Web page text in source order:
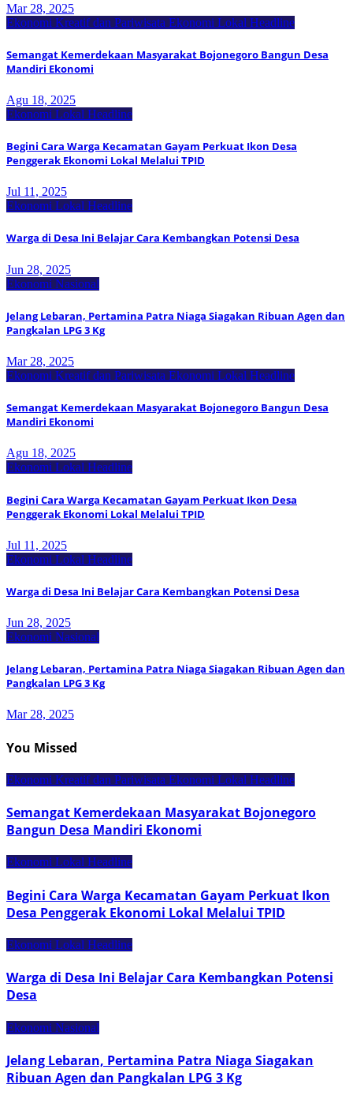
Mar 28, 2025
Ekonomi Kreatif dan Pariwisata Ekonomi Lokal Headline
Semangat Kemerdekaan Masyarakat Bojonegoro Bangun Desa
Mandiri Ekonomi
Agu 18, 2025
Ekonomi Lokal Headline
Begini Cara Warga Kecamatan Gayam Perkuat Ikon Desa
Penggerak Ekonomi Lokal Melalui TPID
Jul 11, 2025
Ekonomi Lokal Headline
Warga di Desa Ini Belajar Cara Kembangkan Potensi Desa
Jun 28, 2025
Ekonomi Nasional
Jelang Lebaran, Pertamina Patra Niaga Siagakan Ribuan Agen dan
Pangkalan LPG 3 Kg
Mar 28, 2025
Ekonomi Kreatif dan Pariwisata Ekonomi Lokal Headline
Semangat Kemerdekaan Masyarakat Bojonegoro Bangun Desa
Mandiri Ekonomi
Agu 18, 2025
Ekonomi Lokal Headline
Begini Cara Warga Kecamatan Gayam Perkuat Ikon Desa
Penggerak Ekonomi Lokal Melalui TPID
Jul 11, 2025
Ekonomi Lokal Headline
Warga di Desa Ini Belajar Cara Kembangkan Potensi Desa
Jun 28, 2025
Ekonomi Nasional
Jelang Lebaran, Pertamina Patra Niaga Siagakan Ribuan Agen dan
Pangkalan LPG 3 Kg
Mar 28, 2025
You Missed
Ekonomi Kreatif dan Pariwisata Ekonomi Lokal Headline
Semangat Kemerdekaan Masyarakat Bojonegoro
Bangun Desa Mandiri Ekonomi
Ekonomi Lokal Headline
Begini Cara Warga Kecamatan Gayam Perkuat Ikon
Desa Penggerak Ekonomi Lokal Melalui TPID
Ekonomi Lokal Headline
Warga di Desa Ini Belajar Cara Kembangkan Potensi
Desa
Ekonomi Nasional
Jelang Lebaran, Pertamina Patra Niaga Siagakan
Ribuan Agen dan Pangkalan LPG 3 Kg